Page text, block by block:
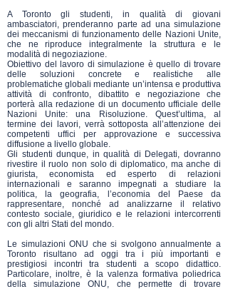
A Toronto gli studenti, in qualità di giovani
ambasciatori, prenderanno parte ad una simulazione
dei meccanismi di funzionamento delle Nazioni Unite,
che ne riproduce integralmente la struttura e le
modalità di negoziazione.
Obiettivo del lavoro di simulazione è quello di trovare
delle soluzioni concrete e realistiche alle
problematiche globali mediante un’intensa e produttiva
attività di confronto, dibattito e negoziazione che
porterà alla redazione di un documento ufficiale delle
Nazioni Unite: una Risoluzione. Quest’ultima, al
termine dei lavori, verrà sottoposta all’attenzione dei
competenti uffici per approvazione e successiva
diffusione a livello globale.
Gli studenti dunque, in qualità di Delegati, dovranno
rivestire il ruolo non solo di diplomatico, ma anche di
giurista, economista ed esperto di relazioni
internazionali e saranno impegnati a studiare la
politica, la geografia, l’economia del Paese da
rappresentare, nonché ad analizzarne il relativo
contesto sociale, giuridico e le relazioni intercorrenti
con gli altri Stati del mondo.
Le simulazioni ONU che si svolgono annualmente a
Toronto risultano ad oggi tra i più importanti e
prestigiosi incontri tra studenti a scopo didattico.
Particolare, inoltre, è la valenza formativa poliedrica
della simulazione ONU, che permette di trovare